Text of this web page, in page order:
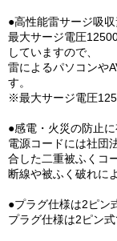
●高性能雷サージ吸
最大サージ電圧
していますので、
雷によるパソコンや
す。
※最大サージ電圧
●感電・火災の防止
電源コードには社団
合した二重被ふくコ
断線や被ふく破れに
●プラグ仕様は2ピン
プラグ仕様は2ピン